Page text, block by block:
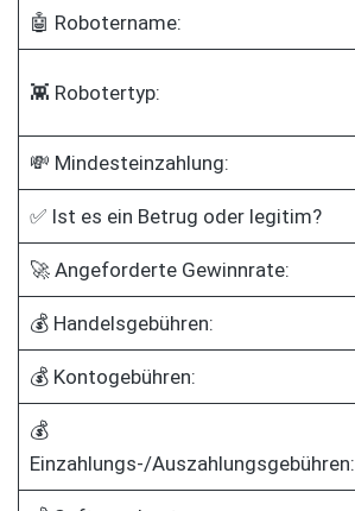
🤖 Robotername:
👾 Robotertyp:
💸 Mindesteinzahlung:
✅ Ist es ein Betrug oder legitim?
🚀 Angeforderte Gewinnrate:
💰 Handelsgebühren:
💰 Kontogebühren:
💰
Einzahlungs-/Auszahlungsgebühren: